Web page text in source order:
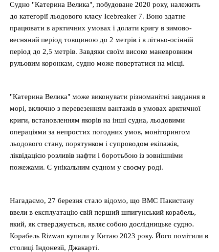
Судно "Катерина Велика", побудоване 2020 року, належить
до категорії льодового класу Icebreaker 7. Воно здатне
працювати в арктичних умовах і долати кригу в зимово-
весняний період товщиною до 2 метрів і в літньо-осінній
період до 2,5 метрів. Завдяки своїм високо маневровним
рульовим коронкам, судно може повертатися на місці.
"Катерина Велика" може виконувати різноманітні завдання в
морі, включно з перевезенням вантажів в умовах арктичної
криги, встановленням якорів на інші судна, льодовими
операціями за непростих погодних умов, моніторингом
льодового стану, порятунком і супроводом екіпажів,
ліквідацією розливів нафти і боротьбою із зовнішніми
пожежами. Є унікальним судном у своєму роді.
Нагадаємо, 27 березня стало відомо, що ВМС Пакистану
ввели в експлуатацію свій перший шпигунський корабель,
який, як стверджується, являє собою дослідницьке судно.
Корабель Rizwan купили у Китаю 2023 року. Його помітили в
столиці Індонезії, Джакарті.